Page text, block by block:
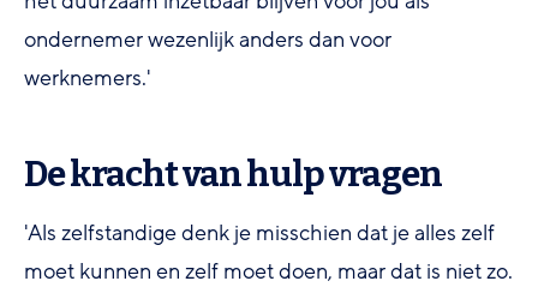
ondernemer wezenlijk anders dan voor
werknemers.'
De kracht van hulp vragen
'Als zelfstandige denk je misschien dat je alles zelf
moet kunnen en zelf moet doen, maar dat is niet zo.